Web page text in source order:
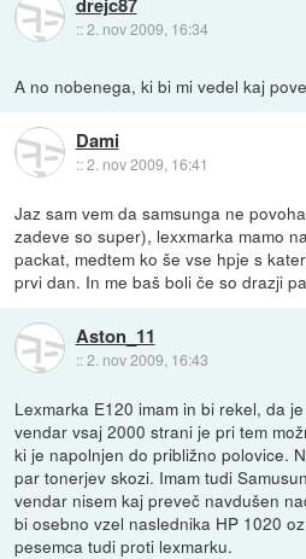
::2. nov 2009, 16:34
A no nobenega, ki bi mi vedel kaj
Dami
::2. nov 2009, 16:41
Jaz sam vem da samsunga ne
zadeve so super), lexxmarka mamo
packat, medtem ko še vse hpje s
prvi dan. In me baš boli če so drazji
Aston_11
::2. nov 2009, 16:43
Lexmarka E120 imam in bi rekel, da
vendar vsaj 2000 strani je pri tem
ki je napolnjen do približno polovice.
par tonerjev skozi. Imam tudi
vendar nisem kaj preveč navdušen
bi osebno vzel naslednika HP 1020
pesemca tudi proti lexmarku.